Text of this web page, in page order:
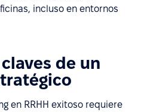
incluso en entornos
de un
en RRHH exitoso requiere